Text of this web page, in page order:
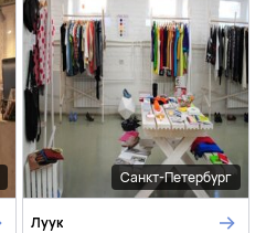
Санкт-Петербург
Луук